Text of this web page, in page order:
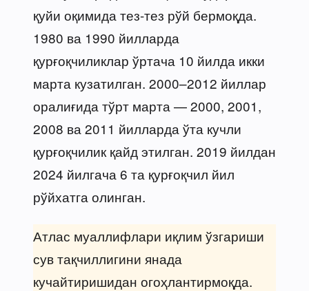
қуйи оқимида тез-тез рўй бермоқда.
1980 ва 1990 йилларда
қурғоқчиликлар ўртача 10 йилда икки
марта кузатилган. 2000–2012 йиллар
оралиғида тўрт марта — 2000, 2001,
2008 ва 2011 йилларда ўта кучли
қурғоқчилик қайд этилган. 2019 йилдан
2024 йилгача 6 та қурғоқчил йил
рўйхатга олинган.
Атлас муаллифлари иқлим ўзгариши
сув тақчиллигини янада
кучайтиришидан огоҳлантирмоқда.